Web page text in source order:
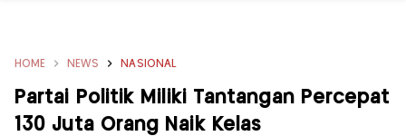
HOME NEWS NASIONAL
Partai Politik Miliki Tantangan Percepat
130 Juta Orang Naik Kelas